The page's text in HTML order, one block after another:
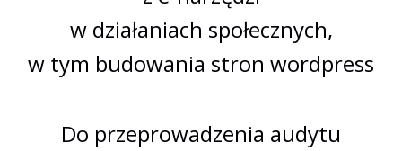
w działaniach społecznych,
w tym budowania stron wordpress
Do przeprowadzenia audytu